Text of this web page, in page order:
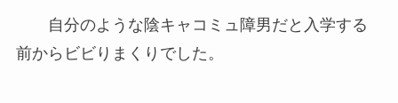
自分のような陰キャコミュ障男だと入学する
前からビビりまくりでした。